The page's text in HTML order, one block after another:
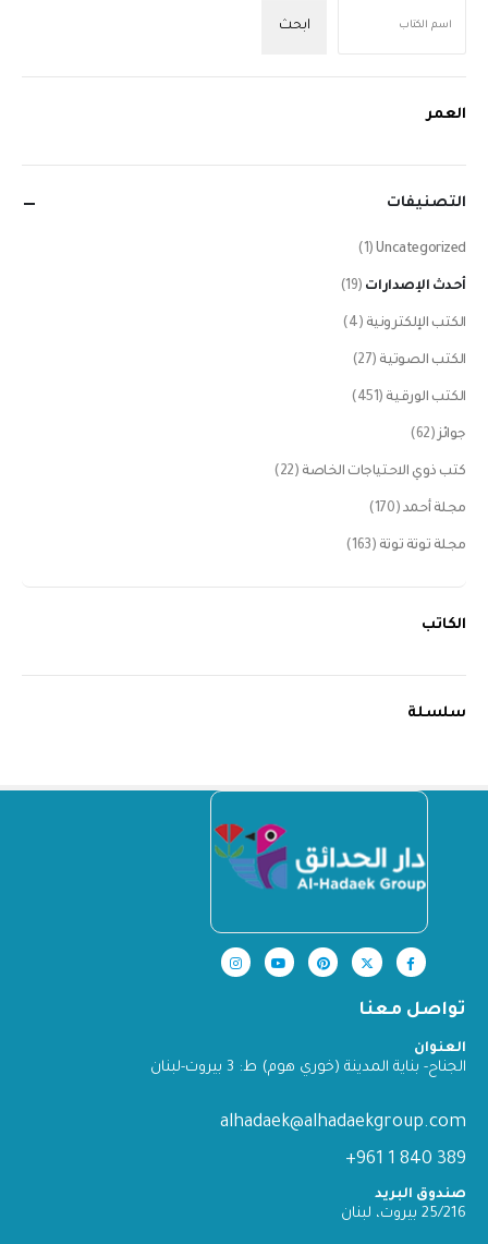
ابحث
العمر
التصنيفات
Uncategorized
(1)
أحدث الإصدارات (19)
الكتب الإلكترونية (4)
الكتب الصوتية (27)
الكتب الورقية (451)
جوائز (62)
كتب ذوي الاحتياجات الخاصة (22)
مجلة أحمد (170)
مجلة توتة توتة (163)
الكاتب
سلسلة
تواصل معنا
العنوان
الجناح- بناية المدينة (خوري هوم) ط: 3 بيروت-لبنان
alhadaek@alhadaekgroup.com
389 840 1 961+
صندوق البريد
25/216 بيروت، لبنان